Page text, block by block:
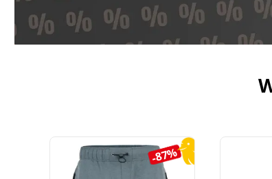
Produktgalerie überspringen
-87%